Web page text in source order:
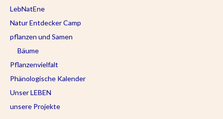
LebNatEne
Natur Entdecker Camp
pflanzen und Samen
Bäume
Pflanzenvielfalt
Phänologische Kalender
Unser LEBEN
unsere Projekte